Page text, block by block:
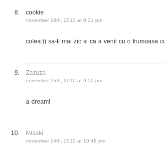
cookie
november 16th, 2010 at 9:31 pm
colea:)) sa-ti mai zic si ca a venit cu o frumoasa
Zazuza
november 16th, 2010 at 9:50 pm
a dream!
Misaki
november 16th, 2010 at 10:48 pm